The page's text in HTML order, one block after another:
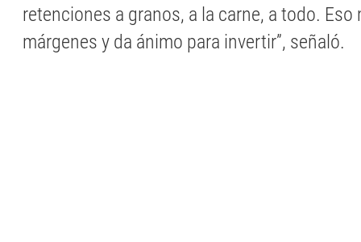
retenciones a granos, a la carne, a todo. Eso
márgenes y da ánimo para invertir”, señaló.